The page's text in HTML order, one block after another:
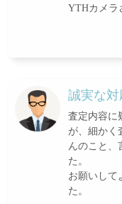
YTHカメラ
誠実な
査定内容に
が、細かく
んのこと、
た。
お願いして
た。